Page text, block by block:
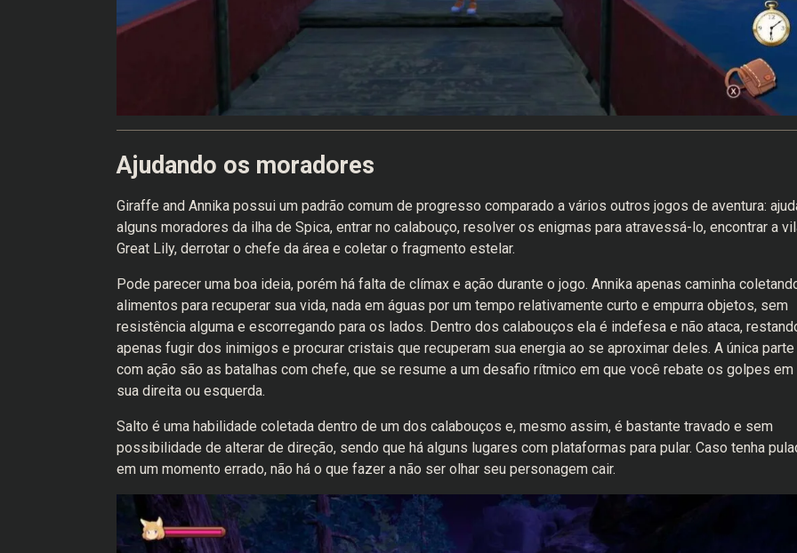
Ajudando os moradores
Giraffe and Annika possui um padrão comum de progresso comparado a vários outros jogos de aventura:
alguns moradores da ilha de Spica, entrar no calabouço, resolver os enigmas para atravessá-lo, encontrar a
Great Lily, derrotar o chefe da área e coletar o fragmento estelar.
Pode parecer uma boa ideia, porém há falta de clímax e ação durante o jogo. Annika apenas caminha
alimentos para recuperar sua vida, nada em águas por um tempo relativamente curto e empurra objetos, sem
resistência alguma e escorregando para os lados. Dentro dos calabouços ela é indefesa e não ataca,
apenas fugir dos inimigos e procurar cristais que recuperam sua energia ao se aproximar deles. A única parte
com ação são as batalhas com chefe, que se resume a um desafio rítmico em que você rebate os golpes em
sua direita ou esquerda.
Salto é uma habilidade coletada dentro de um dos calabouços e, mesmo assim, é bastante travado e sem
possibilidade de alterar de direção, sendo que há alguns lugares com plataformas para pular. Caso tenha
em um momento errado, não há o que fazer a não ser olhar seu personagem cair.